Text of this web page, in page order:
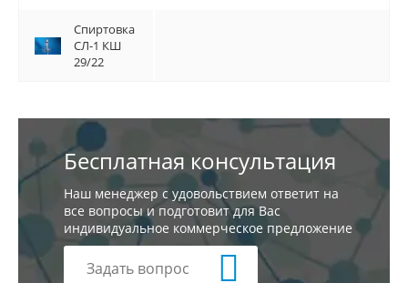
Спиртовка
СЛ-1 КШ
29/22
Бесплатная консультация
Наш менеджер с удовольствием ответит на
все вопросы и подготовит для Вас
индивидуальное коммерческое предложение
Задать вопрос